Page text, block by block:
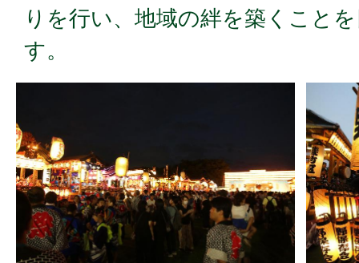
りを行い、地域の絆を築くこと
す。